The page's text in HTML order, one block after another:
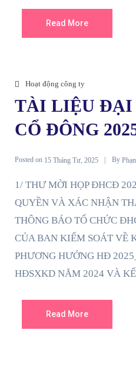
Read More
Hoạt động công ty
TÀI LIỆU ĐẠI
CỔ ĐÔNG
Posted on 15 Tháng Tư, 2025 By
1/ THƯ MỜI HỌP ĐHCĐ
QUYỀN VÀ XÁC NHẬN
THÔNG BÁO TỔ CHỨC
CỦA BAN KIỂM SOÁT VỀ
PHƯƠNG HƯỚNG HĐ
HĐSXKD NĂM 2024 VÀ
Read More